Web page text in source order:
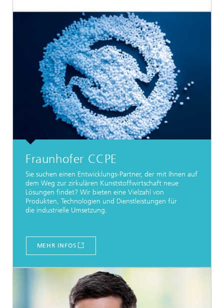
Fraunhofer CCPE
Sie suchen einen Entwicklungs-Partner, der mit Ihnen auf
dem Weg zur zirkulären Kunststoffwirtschaft neue
Lösungen findet? Wir bieten eine Vielzahl von
Produkten, Technologien und Dienstleistungen für
die industrielle Umsetzung.
MEHR INFOS